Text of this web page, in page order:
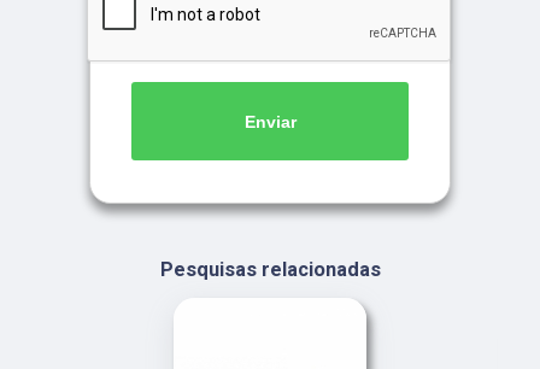
Enviar
Pesquisas relacionadas